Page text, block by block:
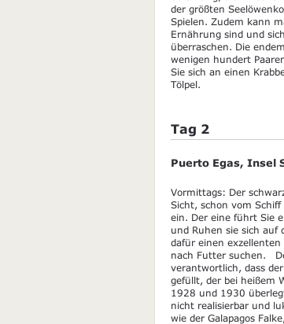
der größten
Spielen. Zudem kann
Ernährung sind und
überraschen. Die
wenigen hundert
Sie sich an einen
Tölpel.
Tag 2
Puerto Egas, Insel
Vormittags: Der
Sicht, schon vom
ein. Der eine führt Sie
und Ruhen sie sich auf
dafür einen exzellenten
nach Futter suchen.
verantwortlich, dass
gefüllt, der bei heißem
1928 und 1930
nicht realisierbar und
wie der Galapagos